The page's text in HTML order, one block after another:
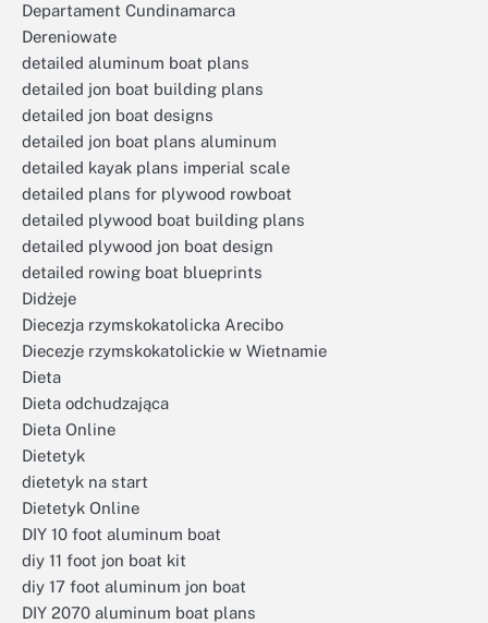
Departament Cundinamarca
Dereniowate
detailed aluminum boat plans
detailed jon boat building plans
detailed jon boat designs
detailed jon boat plans aluminum
detailed kayak plans imperial scale
detailed plans for plywood rowboat
detailed plywood boat building plans
detailed plywood jon boat design
detailed rowing boat blueprints
Didżeje
Diecezja rzymskokatolicka Arecibo
Diecezje rzymskokatolickie w Wietnamie
Dieta
Dieta odchudzająca
Dieta Online
Dietetyk
dietetyk na start
Dietetyk Online
DIY 10 foot aluminum boat
diy 11 foot jon boat kit
diy 17 foot aluminum jon boat
DIY 2070 aluminum boat plans